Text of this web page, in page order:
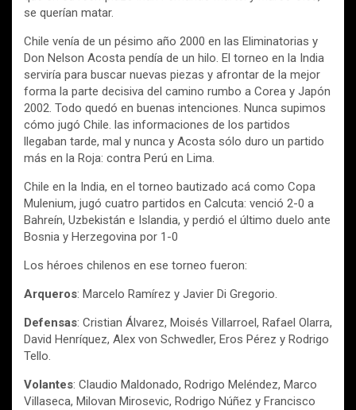
se querían matar.
Chile venía de un pésimo año 2000 en las Eliminatorias y
Don Nelson Acosta pendía de un hilo. El torneo en la India
serviría para buscar nuevas piezas y afrontar de la mejor
forma la parte decisiva del camino rumbo a Corea y Japón
2002. Todo quedó en buenas intenciones. Nunca supimos
cómo jugó Chile. las informaciones de los partidos
llegaban tarde, mal y nunca y Acosta sólo duro un partido
más en la Roja: contra Perú en Lima.
Chile en la India, en el torneo bautizado acá como Copa
Mulenium, jugó cuatro partidos en Calcuta: venció 2-0 a
Bahreín, Uzbekistán e Islandia, y perdió el último duelo ante
Bosnia y Herzegovina por 1-0
Los héroes chilenos en ese torneo fueron:
Arqueros: Marcelo Ramírez y Javier Di Gregorio.
Defensas: Cristian Álvarez, Moisés Villarroel, Rafael Olarra,
David Henríquez, Alex von Schwedler, Eros Pérez y Rodrigo
Tello.
Volantes: Claudio Maldonado, Rodrigo Meléndez, Marco
Villaseca, Milovan Mirosevic, Rodrigo Núñez y Francisco